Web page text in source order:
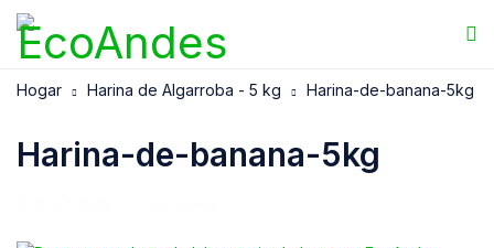
Hogar Harina de Algarroba - 5 kg Harina-de-banana-5kg
Harina-de-banana-5kg